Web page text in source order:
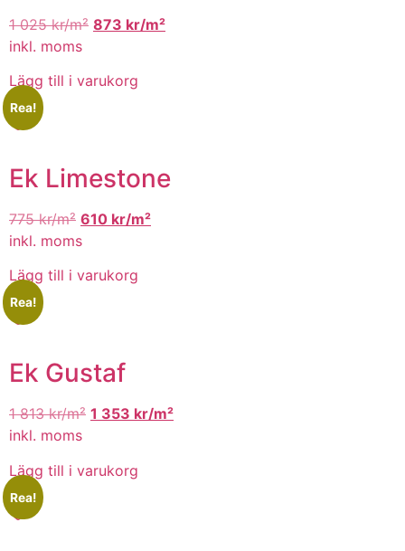
1 025kr/m² 873 kr/m²
inkl. moms
Lägg till i varukorg
Rea!
Ek Limestone
775kr/m² 610 kr/m²
inkl. moms
Lägg till i varukorg
Rea!
Ek Gustaf
1 813kr/m² 1 353 kr/m²
inkl. moms
Lägg till i varukorg
Rea!